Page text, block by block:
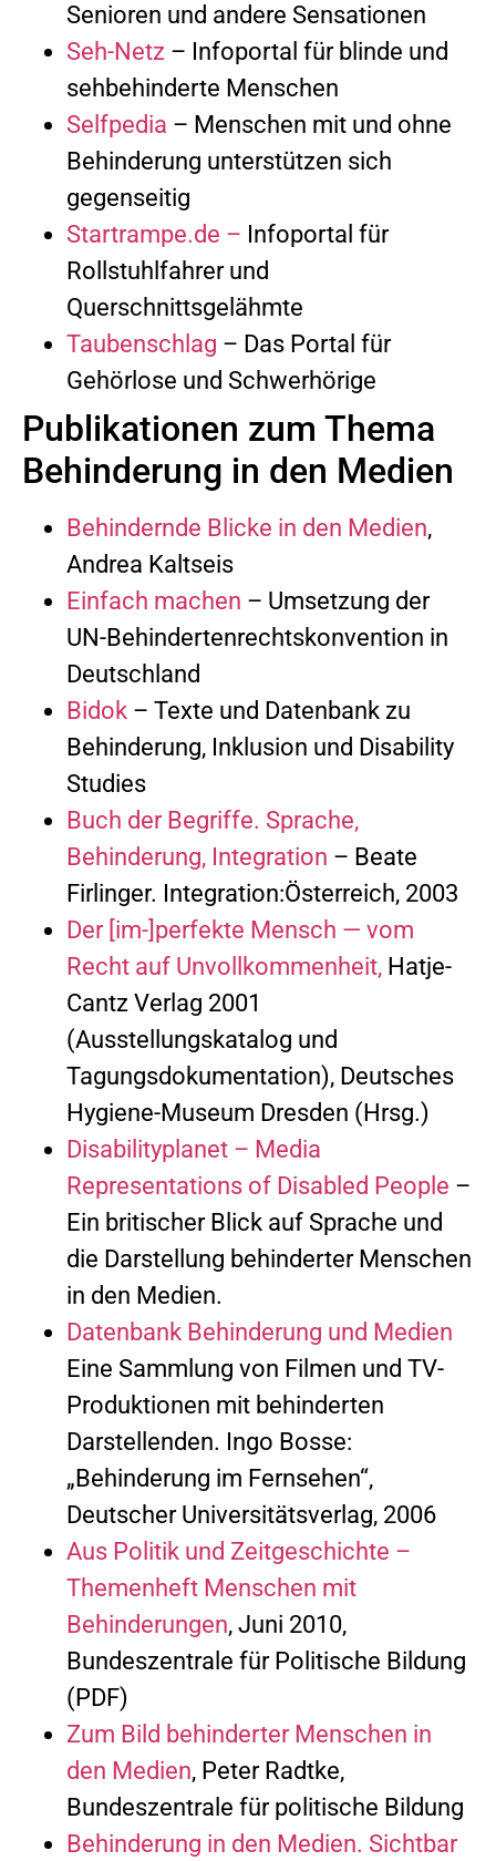
Senioren und andere Sensationen
Seh-Netz – Infoportal für blinde und
sehbehinderte Menschen
Selfpedia – Menschen mit und ohne
Behinderung unterstützen sich
gegenseitig
Startrampe.de – Infoportal für
Rollstuhlfahrer und
Querschnittsgelähmte
Taubenschlag – Das Portal für
Gehörlose und Schwerhörige
Publikationen zum Thema
Behinderung in den Medien
Behindernde Blicke in den Medien,
Andrea Kaltseis
Einfach machen – Umsetzung der
UN-Behindertenrechtskonvention in
Deutschland
Bidok – Texte und Datenbank zu
Behinderung, Inklusion und Disability
Studies
Buch der Begriffe. Sprache,
Behinderung, Integration – Beate
Firlinger. Integration:Österreich, 2003
Der [im-]perfekte Mensch — vom
Recht auf Unvollkommenheit, Hatje-
Cantz Verlag 2001
(Ausstellungskatalog und
Tagungsdokumentation), Deutsches
Hygiene-Museum Dresden (Hrsg.)
Disabilityplanet – Media
Representations of Disabled People –
Ein britischer Blick auf Sprache und
die Darstellung behinderter Menschen
in den Medien.
Datenbank Behinderung und Medien
Eine Sammlung von Filmen und TV-
Produktionen mit behinderten
Darstellenden. Ingo Bosse:
„Behinderung im Fernsehen“,
Deutscher Universitätsverlag, 2006
Aus Politik und Zeitgeschichte –
Themenheft Menschen mit
Behinderungen, Juni 2010,
Bundeszentrale für Politische Bildung
(PDF)
Zum Bild behinderter Menschen in
den Medien, Peter Radtke,
Bundeszentrale für politische Bildung
Behinderung in den Medien. Sichtbar